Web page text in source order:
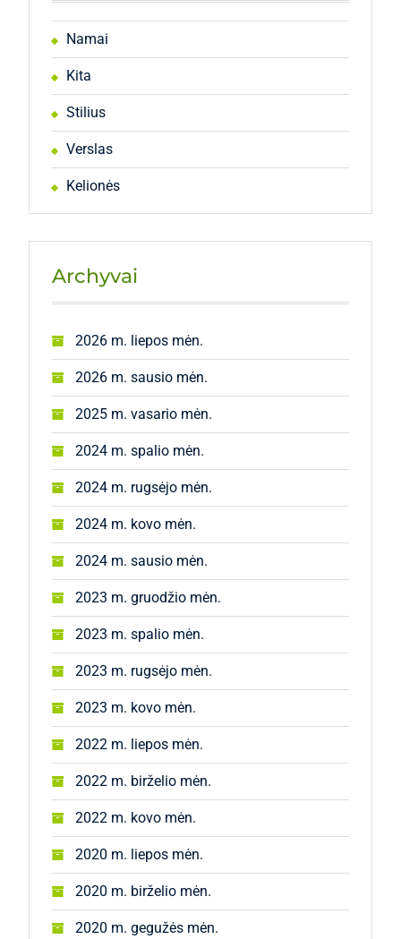
Namai
Kita
Stilius
Verslas
Kelionės
Archyvai
2026 m. liepos mėn.
2026 m. sausio mėn.
2025 m. vasario mėn.
2024 m. spalio mėn.
2024 m. rugsėjo mėn.
2024 m. kovo mėn.
2024 m. sausio mėn.
2023 m. gruodžio mėn.
2023 m. spalio mėn.
2023 m. rugsėjo mėn.
2023 m. kovo mėn.
2022 m. liepos mėn.
2022 m. birželio mėn.
2022 m. kovo mėn.
2020 m. liepos mėn.
2020 m. birželio mėn.
2020 m. gegužės mėn.